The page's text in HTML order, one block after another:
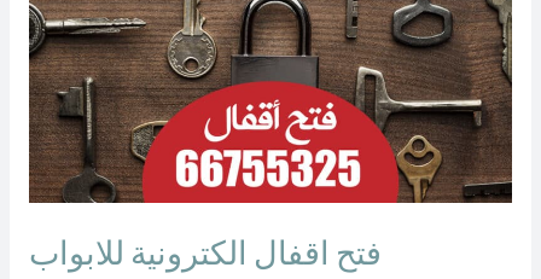
فتح اقفال الكترونية للابواب
الكترونية
للابواب